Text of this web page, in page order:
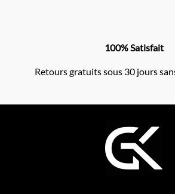
100% Satisfait
Retours gratuits sous 30 jours